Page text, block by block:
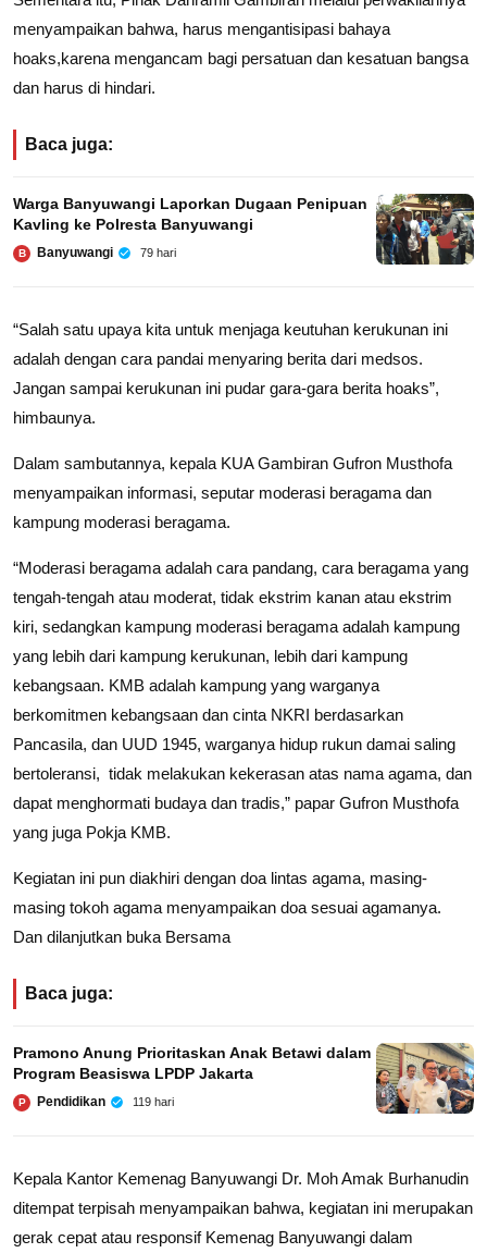
menyampaikan bahwa, harus mengantisipasi bahaya
hoaks,karena mengancam bagi persatuan dan kesatuan bangsa
dan harus di hindari.
Baca juga:
Warga Banyuwangi Laporkan Dugaan Penipuan
Kavling ke Polresta Banyuwangi
B Banyuwangi 79 hari
“Salah satu upaya kita untuk menjaga keutuhan kerukunan ini
adalah dengan cara pandai menyaring berita dari medsos.
Jangan sampai kerukunan ini pudar gara-gara berita hoaks”,
himbaunya.
Dalam sambutannya, kepala KUA Gambiran Gufron Musthofa
menyampaikan informasi, seputar moderasi beragama dan
kampung moderasi beragama.
“Moderasi beragama adalah cara pandang, cara beragama yang
tengah-tengah atau moderat, tidak ekstrim kanan atau ekstrim
kiri, sedangkan kampung moderasi beragama adalah kampung
yang lebih dari kampung kerukunan, lebih dari kampung
kebangsaan. KMB adalah kampung yang warganya
berkomitmen kebangsaan dan cinta NKRI berdasarkan
Pancasila, dan UUD 1945, warganya hidup rukun damai saling
bertoleransi, tidak melakukan kekerasan atas nama agama, dan
dapat menghormati budaya dan tradis,” papar Gufron Musthofa
yang juga Pokja KMB.
Kegiatan ini pun diakhiri dengan doa lintas agama, masing-
masing tokoh agama menyampaikan doa sesuai agamanya.
Dan dilanjutkan buka Bersama
Baca juga:
Pramono Anung Prioritaskan Anak Betawi dalam
Program Beasiswa LPDP Jakarta
P Pendidikan 119 hari
Kepala Kantor Kemenag Banyuwangi Dr. Moh Amak Burhanudin
ditempat terpisah menyampaikan bahwa, kegiatan ini merupakan
gerak cepat atau responsif Kemenag Banyuwangi dalam